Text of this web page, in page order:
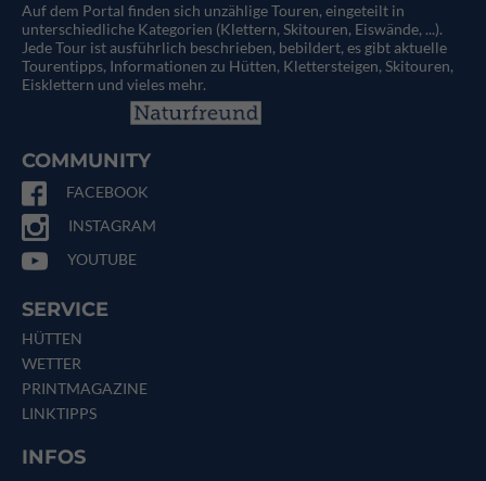
Auf dem Portal finden sich unzählige Touren, eingeteilt in
unterschiedliche Kategorien (Klettern, Skitouren, Eiswände, ...).
Jede Tour ist ausführlich beschrieben, bebildert, es gibt aktuelle
Tourentipps, Informationen zu Hütten, Klettersteigen, Skitouren,
Eisklettern und vieles mehr.
COMMUNITY
FACEBOOK
INSTAGRAM
YOUTUBE
SERVICE
HÜTTEN
WETTER
PRINTMAGAZINE
LINKTIPPS
INFOS